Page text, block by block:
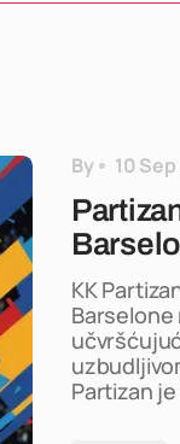
By 10
KK
Barselone
Partizan